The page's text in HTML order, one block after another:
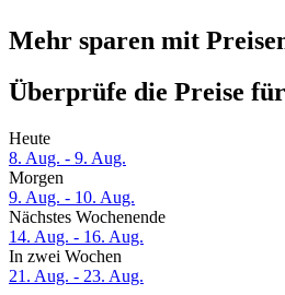
Mehr sparen mit
Überprüfe die Preise
Heute
8. Aug. - 9. Aug.
Morgen
9. Aug. - 10. Aug.
Nächstes Wochenende
14. Aug. - 16. Aug.
In zwei Wochen
21. Aug. - 23. Aug.